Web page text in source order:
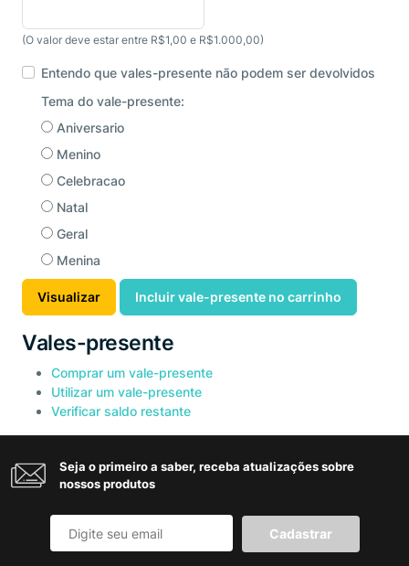
(O valor deve estar entre R$1,00 e R$1.000,00)
Entendo que vales-presente não podem ser devolvidos
Tema do vale-presente:
Aniversario
Menino
Celebracao
Natal
Geral
Menina
Vales-presente
Comprar um vale-presente
Utilizar um vale-presente
Verificar saldo restante
Seja o primeiro a saber, receba atualizações sobre
nossos produtos
Cadastrar